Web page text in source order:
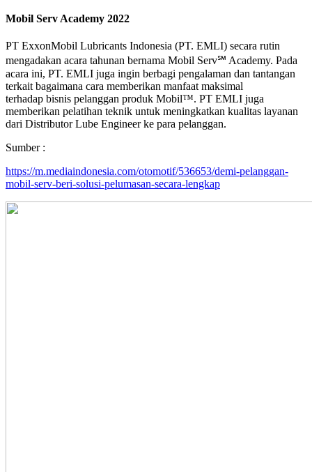
Mobil Serv Academy 2022
PT ExxonMobil Lubricants Indonesia (PT. EMLI) secara rutin
mengadakan acara tahunan bernama Mobil Serv℠ Academy. Pada
acara ini, PT. EMLI juga ingin berbagi pengalaman dan tantangan
terkait bagaimana cara memberikan manfaat maksimal
terhadap bisnis pelanggan produk Mobil™. PT EMLI juga
memberikan pelatihan teknik untuk meningkatkan kualitas layanan
dari Distributor Lube Engineer ke para pelanggan.
Sumber :
https://m.mediaindonesia.com/otomotif/536653/demi-pelanggan-
mobil-serv-beri-solusi-pelumasan-secara-lengkap